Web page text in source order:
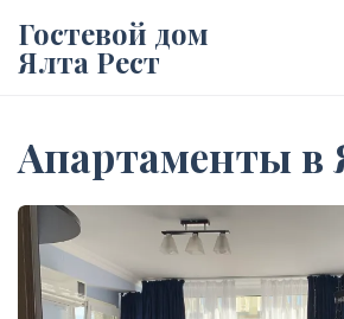
Гостевой дом
Ялта Рест
Апартаменты в